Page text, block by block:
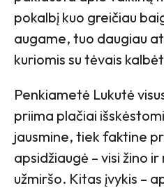
pokalbį kuo greičiau
augame, tuo daugiau
kuriomis su tėvais
Penkiametė Lukutė
priima plačiai
jausmine, tiek faktine
apsidžiaugė – visi žino
užmiršo. Kitas įvykis –